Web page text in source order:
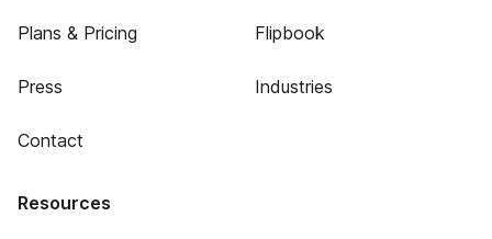
Plans & Pricing
Press
Contact
Flipbook
Industries
Resources